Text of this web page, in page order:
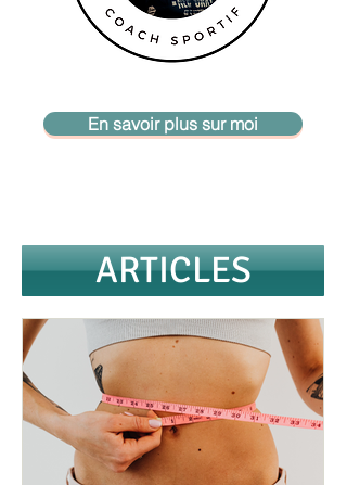
En savoir plus sur moi
ARTICLES